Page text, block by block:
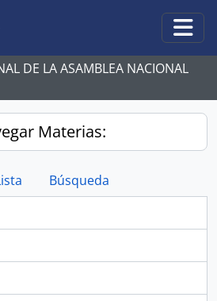
DE LA ASAMBLEA NACIONAL
Materias:
Búsqueda